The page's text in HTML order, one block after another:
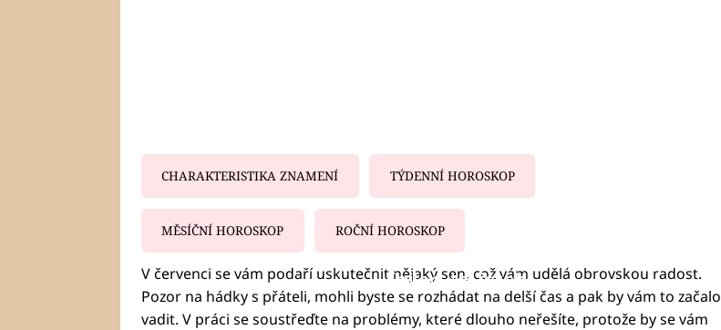
CHARAKTERISTIKA ZNAMENÍ TÝDENNÍ HOROSKOP
MĚSÍČNÍ HOROSKOP ROČNÍ HOROSKOP
Failed to fetch
V červenci se vám podaří uskutečnit nějaký sen, což vám udělá obrovskou radost.
Pozor na hádky s přáteli, mohli byste se rozhádat na delší čas a pak by vám to začalo
vadit. V práci se soustřeďte na problémy, které dlouho neřešíte, protože by se vám